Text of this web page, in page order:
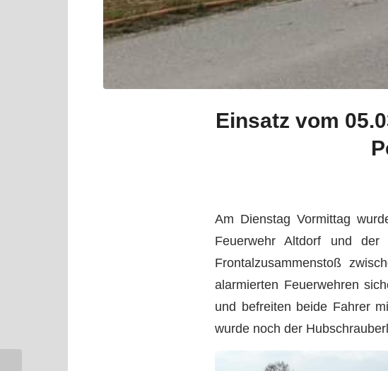
Einsatz vom
Am Dienstag Vormittag
Feuerwehr Altdorf und der
Frontalzusammenstoß
alarmierten Feuerwehren
und befreiten beide Fahrer
wurde noch der